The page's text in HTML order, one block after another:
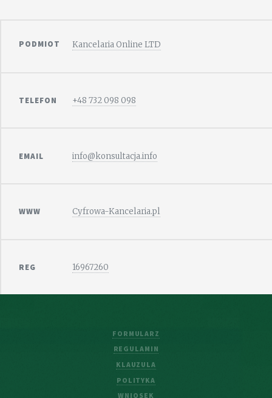
PODMIOT Kancelaria Online LTD
TELEFON +48 732 098 098
EMAIL info@konsultacja.info
WWW Cyfrowa-Kancelaria.pl
REG 16967260
FORMULARZ
REGULAMIN
KLAUZULA
POLITYKA
WNIOSEK